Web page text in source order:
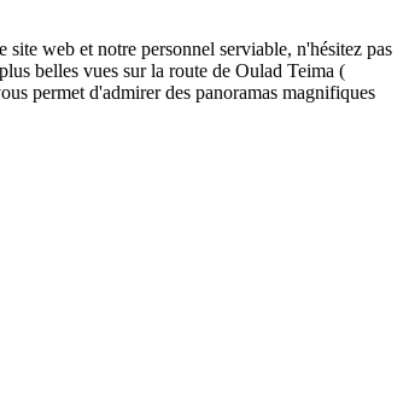
web et notre personnel serviable, n'hésitez pas
belles vues sur la route de Oulad Teima (
permet d'admirer des panoramas magnifiques